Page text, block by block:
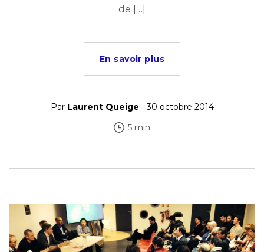
de […]
En savoir plus
Par Laurent Queige - 30 octobre 2014
5 min